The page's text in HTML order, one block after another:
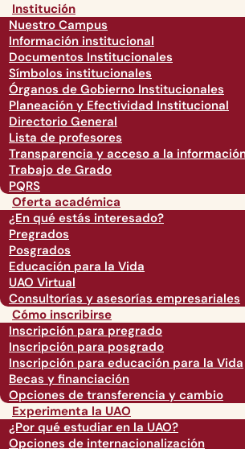
Institución
Nuestro Campus
Información institucional
Documentos Institucionales
Símbolos institucionales
Órganos de Gobierno Institucionales
Planeación y Efectividad Institucional
Directorio General
Lista de profesores
Transparencia y acceso a la
Trabajo de Grado
PQRS
Oferta académica
¿En qué estás interesado?
Pregrados
Posgrados
Educación para la Vida
UAO Virtual
Consultorías y asesorías empresariales
Cómo inscribirse
Inscripción para pregrado
Inscripción para posgrado
Inscripción para educación para la Vida
Becas y financiación
Opciones de transferencia y cambio
Experimenta la UAO
¿Por qué estudiar en la UAO?
Opciones de internacionalización